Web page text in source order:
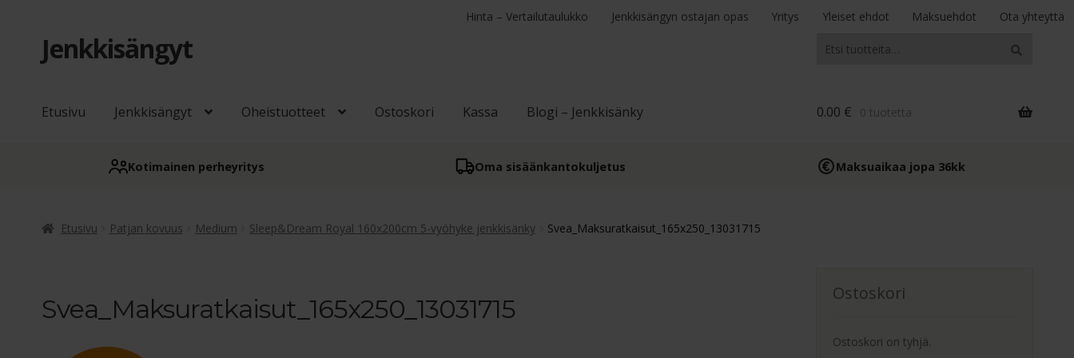
Siirry
navigointiin
Siirry
sisältöön
Jenkkisängyt
Hinta – Vertailutaulukko Jenkkisängyn ostajan opas Yritys Yleiset ehdot Maksuehdot
Ota yhteyttä
Haku
Etusivu Jenkkisängyt Oheistuotteet Ostoskori Kassa Blogi – Jenkkisänky 0.00 € 0 tuotetta
Kotimainen perheyritys Oma sisään­kantokuljetus Maksuaikaa jopa 36kk
Etusivu Patjan kovuus Medium Sleep&Dream Royal 160x200cm 5-vyöhyke jenkkisänky Svea_Maksuratkaisut_165x250_13031715
Svea_Maksuratkaisut_165x250_13031715
Ostoskori
Ostoskori on tyhjä.